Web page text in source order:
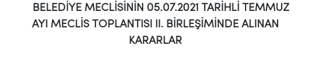
BELEDİYE MECLİSİNİN 05.07.2021 TARİHLİ TEMMUZ
AYI MECLİS TOPLANTISI II. BİRLEŞİMİNDE ALINAN
KARARLAR